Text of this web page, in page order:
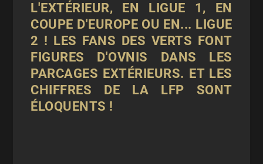
L'EXTÉRIEUR, EN LIGUE 1, EN
COUPE D'EUROPE OU EN... LIGUE
2 ! LES FANS DES VERTS FONT
FIGURES D'OVNIS DANS LES
PARCAGES EXTÉRIEURS. ET LES
CHIFFRES DE LA LFP SONT
ÉLOQUENTS !